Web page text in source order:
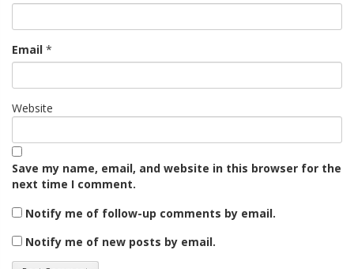
Email *
Website
Save my name, email, and website in this browser for the
next time I comment.
Notify me of follow-up comments by email.
Notify me of new posts by email.